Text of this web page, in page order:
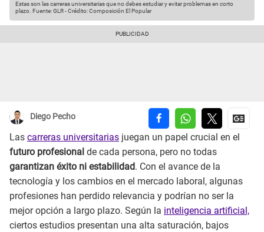
Estas son las carreras universitarias que no debes estudiar y evitar problemas en corto
plazo. Fuente: GLR-Crédito: Composición El Popular
Diego Pecho
Las carreras universitarias juegan un papel crucial en el
futuro profesional de cada persona, pero no todas
garantizan éxito ni estabilidad. Con el avance de la
tecnología y los cambios en el mercado laboral, algunas
profesiones han perdido relevancia y podrían no ser la
mejor opción a largo plazo. Según la inteligencia artificial,
ciertos estudios presentan una alta saturación, bajos